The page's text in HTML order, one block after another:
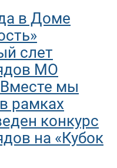
в Доме
слет
МО
мы
рамках
конкурс
на «Кубок